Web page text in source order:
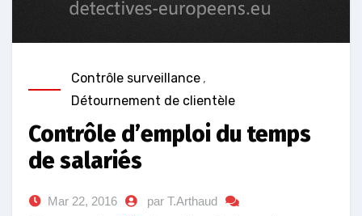
Contrôle surveillance ,
Détournement de clientèle
Contrôle d’emploi du temps
de salariés
Mar 22, 2016
par T.Arthaud